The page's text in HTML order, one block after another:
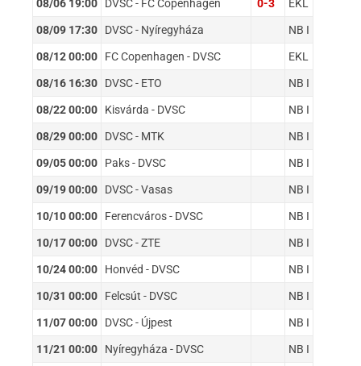
08/06 19:00 DVSC - FC Copenhagen 0-3 EKL
08/09 17:30 DVSC - Nyíregyháza NB I
08/12 00:00 FC Copenhagen - DVSC EKL
08/16 16:30 DVSC - ETO NB I
08/22 00:00 Kisvárda - DVSC NB I
08/29 00:00 DVSC - MTK NB I
09/05 00:00 Paks - DVSC NB I
09/19 00:00 DVSC - Vasas NB I
10/10 00:00 Ferencváros - DVSC NB I
10/17 00:00 DVSC - ZTE NB I
10/24 00:00 Honvéd - DVSC NB I
10/31 00:00 Felcsút - DVSC NB I
11/07 00:00 DVSC - Újpest NB I
11/21 00:00 Nyíregyháza - DVSC NB I